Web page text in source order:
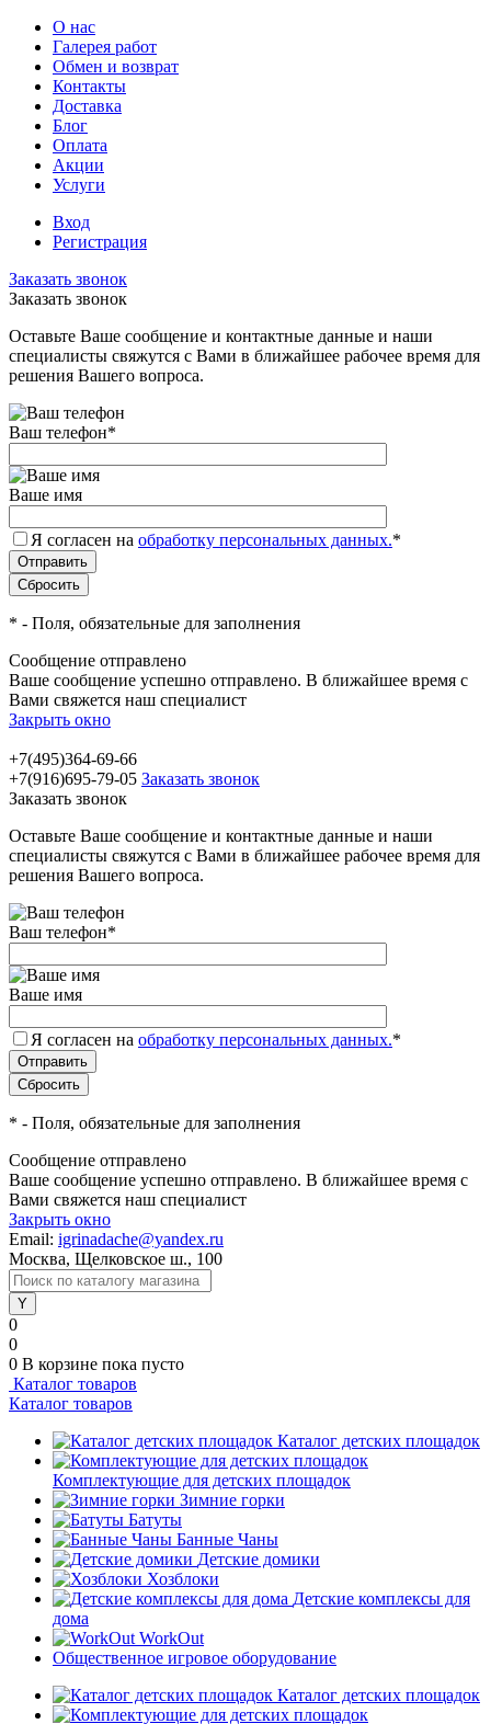
О нас
Галерея работ
Обмен и возврат
Контакты
Доставка
Блог
Оплата
Акции
Услуги
Вход
Регистрация
Заказать звонок
Заказать звонок
Оставьте Ваше сообщение и контактные данные и наши
специалисты свяжутся с Вами в ближайшее рабочее время для
решения Вашего вопроса.
Ваш телефон*
Ваше имя
Я согласен на обработку персональных данных.*
* - Поля, обязательные для заполнения
Сообщение отправлено
Ваше сообщение успешно отправлено. В ближайшее время с
Вами свяжется наш специалист
Закрыть окно
+7(495)364-69-66
+7(916)695-79-05 Заказать звонок
Заказать звонок
Оставьте Ваше сообщение и контактные данные и наши
специалисты свяжутся с Вами в ближайшее рабочее время для
решения Вашего вопроса.
Ваш телефон*
Ваше имя
Я согласен на обработку персональных данных.*
* - Поля, обязательные для заполнения
Сообщение отправлено
Ваше сообщение успешно отправлено. В ближайшее время с
Вами свяжется наш специалист
Закрыть окно
Email: igrinadache@yandex.ru
Москва, Щелковское ш., 100
0
0
0 В корзине пока пусто
Каталог товаров
Каталог товаров
Каталог детских площадок
Комплектующие для детских площадок
Зимние горки
Батуты
Банные Чаны
Детские домики
Хозблоки
Детские комплексы для
дома
WorkOut
Общественное игровое оборудование
Каталог детских площадок